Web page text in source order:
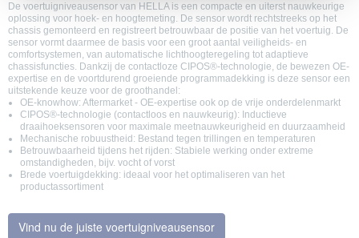
De voertuigniveausensor van HELLA is een compacte en uiterst nauwkeurige
oplossing voor hoek- en hoogtemeting. De sensor wordt rechtstreeks op het
chassis gemonteerd en registreert betrouwbaar de positie van het voertuig. De
sensor vormt daarmee de basis voor een groot aantal veiligheids- en
comfortsystemen, van automatische lichthoogteregeling tot adaptieve
chassisfuncties. Dankzij de contactloze CIPOS®-technologie, de bewezen OE-
expertise en de voortdurend groeiende programmadekking is deze sensor een
uitstekende keuze voor de groothandel:
OE-knowhow: Aftermarket - OE-expertise ook op de vrije onderdelenmarkt
CIPOS®-technologie (contactloos en nauwkeurig): Inductieve
draaihoeksensoren voor maximale meetnauwkeurigheid en duurzaamheid
Mechanische robuustheid: Bestand tegen trillingen en temperaturen
Betrouwbaarheid tijdens het rijden: Stabiele werking onder extreme
omstandigheden, bijv. vocht of vorst
Brede voertuigdekking: ideaal voor het optimaliseren van het
productassortiment
Vind nu de juiste voertuigniveausensor